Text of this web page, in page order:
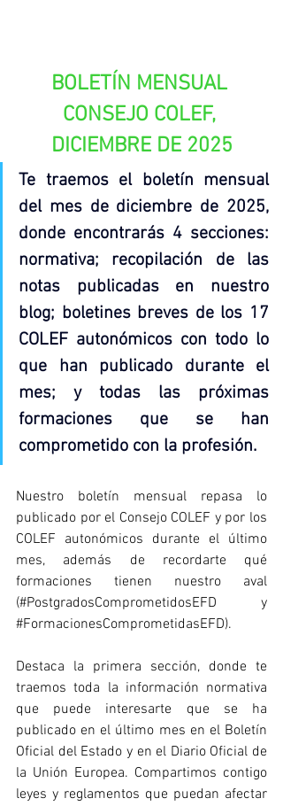
BOLETÍN MENSUAL
CONSEJO COLEF,
DICIEMBRE DE 2025
Te traemos el boletín mensual
del mes de diciembre de 2025,
donde encontrarás 4 secciones:
normativa; recopilación de las
notas publicadas en nuestro
blog; boletines breves de los 17
COLEF autonómicos con todo lo
que han publicado durante el
mes; y todas las próximas
formaciones que se han
comprometido con la profesión.
Nuestro boletín mensual repasa lo
publicado por el Consejo COLEF y por los
COLEF autonómicos durante el último
mes, además de recordarte qué
formaciones tienen nuestro aval
#FormacionesComprometidasEFD).
Destaca la primera sección, donde te
traemos toda la información normativa
que puede interesarte que se ha
publicado en el último mes en el Boletín
Oficial del Estado y en el Diario Oficial de
la Unión Europea. Compartimos contigo
leyes y reglamentos que puedan afectar